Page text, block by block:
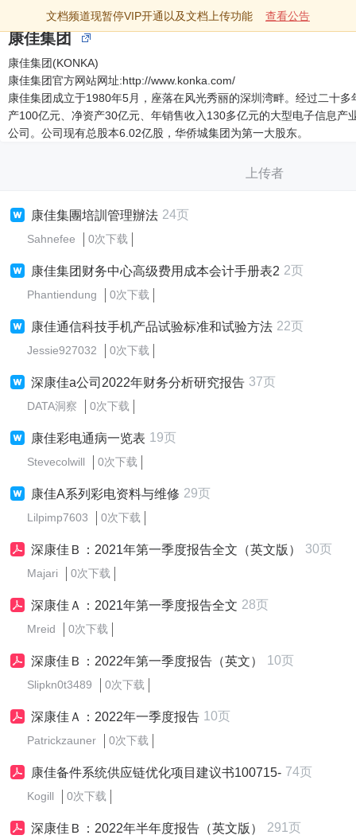
文档频道现暂停VIP开通以及文档上传功能 查看公告
康佳集团
康佳集团(KONKA)
康佳集团官方网站网址:http://www.konka.com/
康佳集团成立于1980年5月，座落在风光秀丽的深圳湾畔。经过二十
产100亿元、净资产30亿元、年销售收入130多亿元的大型电子信息产
公司。公司现有总股本6.02亿股，华侨城集团为第一大股东。
上传者
康佳集團培訓管理辦法 24页
Sahnefee 0次下载
康佳集团财务中心高级费用成本会计手册表2 2页
Phantiendung 0次下载
康佳通信科技手机产品试验标准和试验方法 22页
Jessie927032 0次下载
深康佳a公司2022年财务分析研究报告 37页
DATA洞察 0次下载
康佳彩电通病一览表 19页
Stevecolwill 0次下载
康佳A系列彩电资料与维修 29页
Lilpimp7603 0次下载
深康佳Ｂ：2021年第一季度报告全文（英文版） 30页
Majari 0次下载
深康佳Ａ：2021年第一季度报告全文 28页
Mreid 0次下载
深康佳Ｂ：2022年第一季度报告（英文） 10页
Slipkn0t3489 0次下载
深康佳Ａ：2022年一季度报告 10页
Patrickzauner 0次下载
康佳备件系统供应链优化项目建议书100715- 74页
Kogill 0次下载
深康佳Ｂ：2022年半年度报告（英文版） 291页